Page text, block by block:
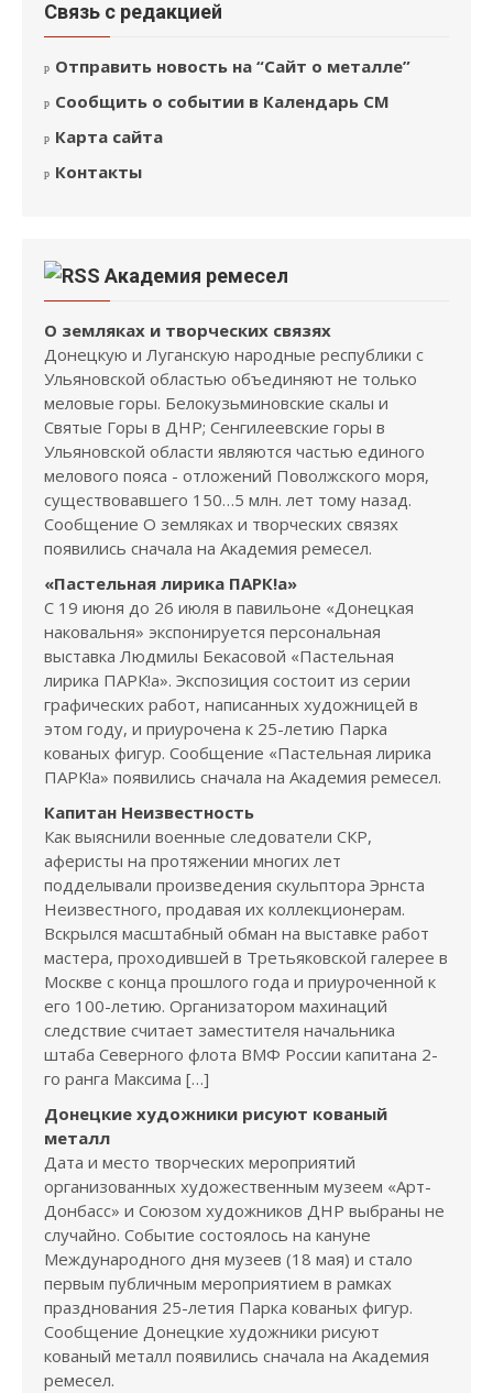
Связь с редакцией
Отправить новость на “Сайт о металле”
Сообщить о событии в Календарь СМ
Карта сайта
Контакты
Академия ремесел
О земляках и творческих связях
Донецкую и Луганскую народные республики с
Ульяновской областью объединяют не только
меловые горы. Белокузьминовские скалы и
Святые Горы в ДНР; Сенгилеевские горы в
Ульяновской области являются частью единого
мелового пояса - отложений Поволжского моря,
существовавшего 150…5 млн. лет тому назад.
Сообщение О земляках и творческих связях
появились сначала на Академия ремесел.
«Пастельная лирика ПАРК!а»
С 19 июня до 26 июля в павильоне «Донецкая
наковальня» экспонируется персональная
выставка Людмилы Бекасовой «Пастельная
лирика ПАРК!а». Экспозиция состоит из серии
графических работ, написанных художницей в
этом году, и приурочена к 25-летию Парка
кованых фигур. Сообщение «Пастельная лирика
ПАРК!а» появились сначала на Академия ремесел.
Капитан Неизвестность
Как выяснили военные следователи СКР,
аферисты на протяжении многих лет
подделывали произведения скульптора Эрнста
Неизвестного, продавая их коллекционерам.
Вскрылся масштабный обман на выставке работ
мастера, проходившей в Третьяковской галерее в
Москве с конца прошлого года и приуроченной к
его 100-летию. Организатором махинаций
следствие считает заместителя начальника
штаба Северного флота ВМФ России капитана 2-
го ранга Максима […]
Донецкие художники рисуют кованый
металл
Дата и место творческих мероприятий
организованных художественным музеем «Арт-
Донбасс» и Союзом художников ДНР выбраны не
случайно. Событие состоялось на кануне
Международного дня музеев (18 мая) и стало
первым публичным мероприятием в рамках
празднования 25-летия Парка кованых фигур.
Сообщение Донецкие художники рисуют
кованый металл появились сначала на Академия
ремесел.